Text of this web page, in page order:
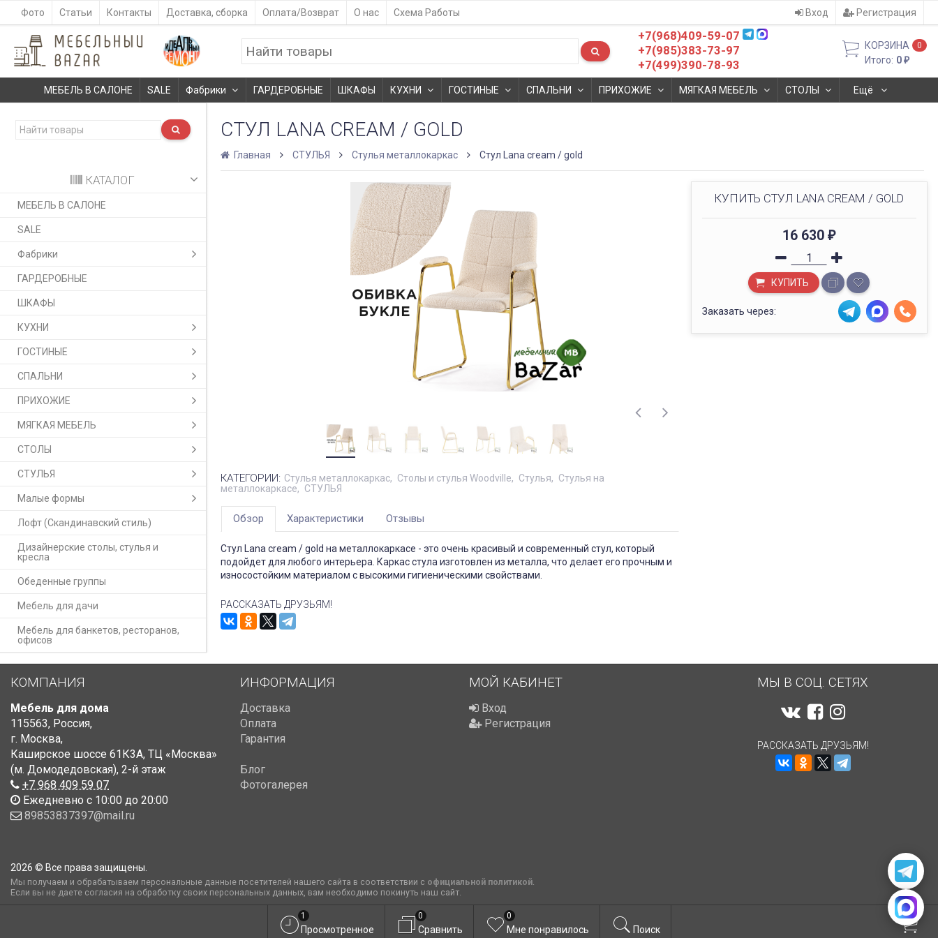
Фото Статьи Контакты Доставка, сборка Оплата/Возврат О нас Схема Работы Вход Регистрация
+7(968)409-59-07
+7(985)383-73-97
+7(499)390-78-93
КОРЗИНА 0
Итого: 0₽
МЕБЕЛЬ В САЛОНЕ SALE Фабрики ГАРДЕРОБНЫЕ ШКАФЫ КУХНИ ГОСТИНЫЕ СПАЛЬНИ ПРИХОЖИЕ МЯГКАЯ МЕБЕЛЬ СТОЛЫ Ещё
КАТАЛОГ
МЕБЕЛЬ В САЛОНЕ
SALE
Фабрики
ГАРДЕРОБНЫЕ
ШКАФЫ
КУХНИ
ГОСТИНЫЕ
СПАЛЬНИ
ПРИХОЖИЕ
МЯГКАЯ МЕБЕЛЬ
СТОЛЫ
СТУЛЬЯ
Малые формы
Лофт (Скандинавский стиль)
Дизайнерские столы, стулья и
кресла
Обеденные группы
Мебель для дачи
Мебель для банкетов, ресторанов,
офисов
СТУЛ LANA CREAM / GOLD
Главная СТУЛЬЯ Стулья металлокаркас Стул Lana cream / gold
КУПИТЬ СТУЛ LANA CREAM / GOLD
16 630₽
КУПИТЬ
Заказать через:
КАТЕГОРИИ: Стулья металлокаркас Столы и стулья Woodville Стулья
Стулья на
металлокаркасе
СТУЛЬЯ
Обзор Характеристики Отзывы
Стул Lana cream / gold на металлокаркасе - это очень красивый и современный стул, который
подойдет для любого интерьера. Каркас стула изготовлен из металла, что делает его прочным и
износостойким материалом с высокими гигиеническими свойствами.
РАССКАЗАТЬ ДРУЗЬЯМ!
КОМПАНИЯ
Мебель для дома
115563, Россия,
г. Москва,
Каширское шоссе 61К3А, ТЦ «Москва»
(м. Домодедовская), 2-й этаж
+7 968 409 59 07
Ежедневно с 10:00 до 20:00
89853837397@mail.ru
ИНФОРМАЦИЯ
Доставка
Оплата
Гарантия
Блог
Фотогалерея
МОЙ КАБИНЕТ
Вход
Регистрация
МЫ В СОЦ. СЕТЯХ
РАССКАЗАТЬ ДРУЗЬЯМ!
2026 © Все права защищены.
Мы получаем и обрабатываем персональные данные посетителей нашего сайта в соответствии с официальной политикой.
Если вы не даете согласия на обработку своих персональных данных, вам необходимо покинуть наш сайт.
Просмотренное
1
Сравнить
0
Мне понравилось
0
Поиск